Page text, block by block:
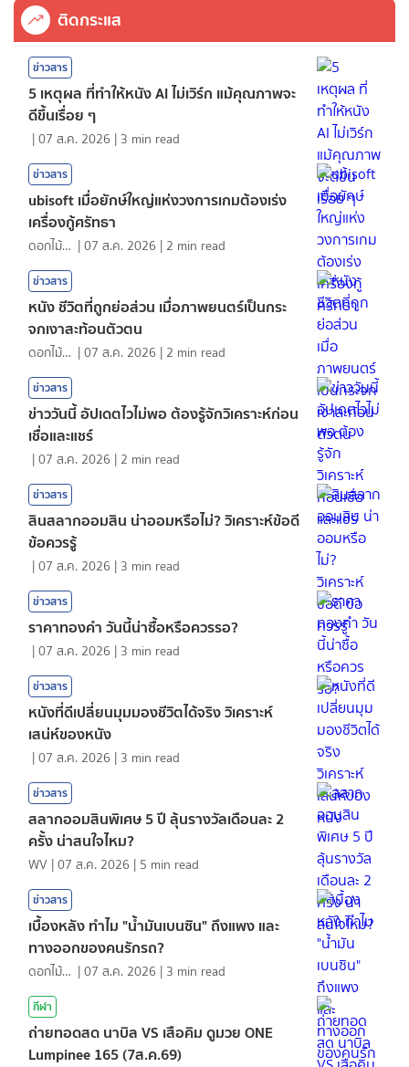
ติดกระแส
ข่าวสาร
5 เหตุผล ที่ทำให้หนัง AI ไม่เวิร์ก แม้คุณภาพจะ
ดีขึ้นเรื่อย ๆ
|07 ส.ค. 2026 | 3 min read
ข่าวสาร
ubisoft เมื่อยักษ์ใหญ่แห่งวงการเกมต้องเร่ง
เครื่องกู้ศรัทธา
ดอกไม้กับสายน้ำ |07 ส.ค. 2026 | 2 min read
ข่าวสาร
หนัง ชีวิตที่ถูกย่อส่วน เมื่อภาพยนตร์เป็นกระ
จกเงาสะท้อนตัวตน
ดอกไม้กับสายน้ำ |07 ส.ค. 2026 | 2 min read
ข่าวสาร
ข่าววันนี้ อัปเดตไวไม่พอ ต้องรู้จักวิเคราะห์ก่อน
เชื่อและแชร์
|07 ส.ค. 2026 | 2 min read
ข่าวสาร
สินสลากออมสิน น่าออมหรือไม่? วิเคราะห์ข้อดี
ข้อควรรู้
|07 ส.ค. 2026 | 3 min read
ข่าวสาร
ราคาทองคํา วันนี้น่าซื้อหรือควรรอ?
|07 ส.ค. 2026 | 3 min read
ข่าวสาร
หนังที่ดีเปลี่ยนมุมมองชีวิตได้จริง วิเคราะห์
เสน่ห์ของหนัง
|07 ส.ค. 2026 | 3 min read
ข่าวสาร
สลากออมสินพิเศษ 5 ปี ลุ้นรางวัลเดือนละ 2
ครั้ง น่าสนใจไหม?
WV |07 ส.ค. 2026 | 5 min read
ข่าวสาร
เบื้องหลัง ทำไม "น้ำมันเบนซิน" ถึงแพง และ
ทางออกของคนรักรถ?
ดอกไม้กับสายน้ำ |07 ส.ค. 2026 | 3 min read
กีฬา
ถ่ายทอดสด นาบิล VS เสือคิม ดูมวย ONE
Lumpinee 165 (7ส.ค.69)